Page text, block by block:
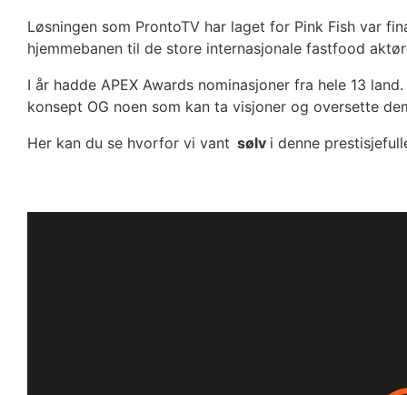
Løsningen som ProntoTV har laget for Pink Fish var
hjemmebanen til de store internasjonale fastfood
I år hadde APEX Awards nominasjoner fra hele 13
konsept OG noen som kan ta visjoner og oversette
Her kan du se hvorfor vi vant sølv i denne